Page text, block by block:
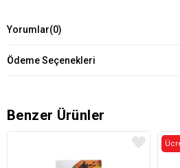
Yorumlar(0)
Ödeme Seçenekleri
Benzer Ürünler